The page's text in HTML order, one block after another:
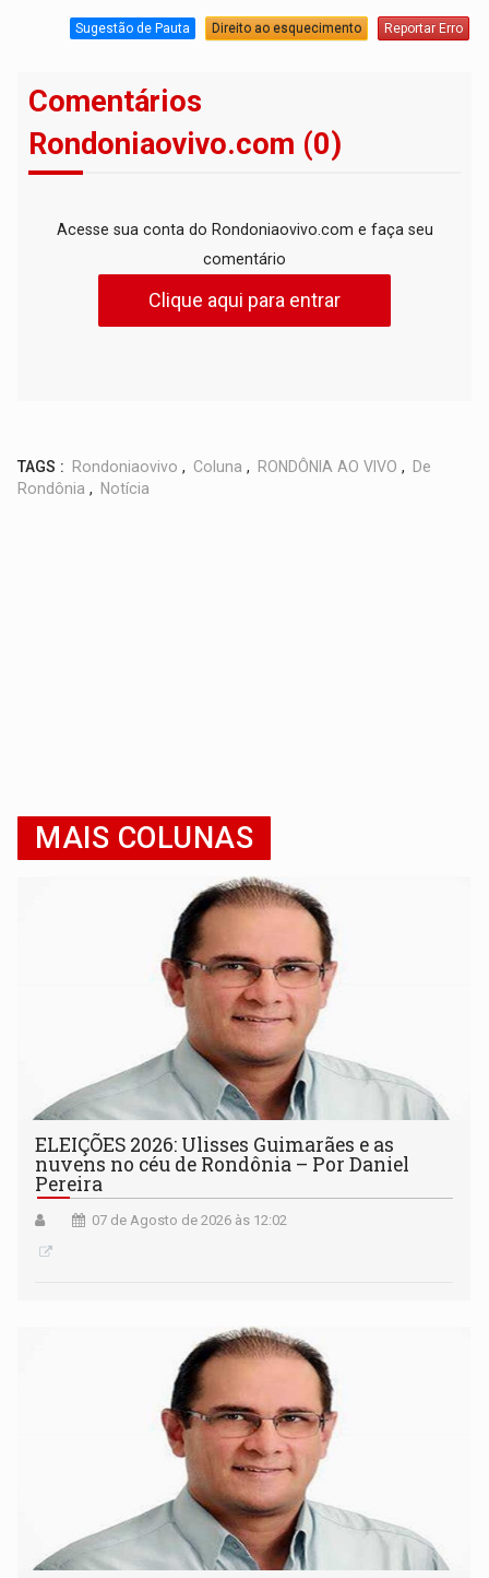
Sugestão de Pauta Direito ao esquecimento Reportar Erro
Comentários
Rondoniaovivo.com (0)
Acesse sua conta do Rondoniaovivo.com e faça seu
comentário
Clique aqui para entrar
TAGS : Rondoniaovivo , Coluna , RONDÔNIA AO VIVO ,
De
Rondônia , Notícia
MAIS COLUNAS
ELEIÇÕES 2026: Ulisses Guimarães e as
nuvens no céu de Rondônia – Por Daniel
Pereira
07 de Agosto de 2026 às 12:02